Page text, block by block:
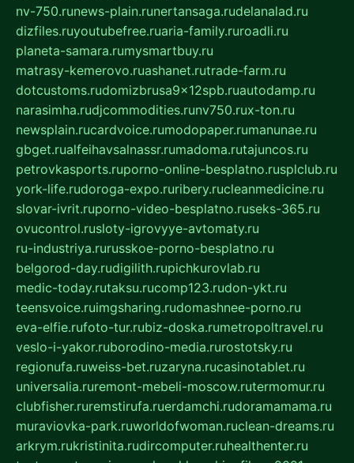
nv-750.runews-plain.runertansaga.rudelanalad.ru
dizfiles.ruyoutubefree.ruaria-family.ruroadli.ru
planeta-samara.rumysmartbuy.ru
matrasy-kemerovo.ruashanet.rutrade-farm.ru
dotcustoms.rudomizbrusa9x12spb.ruautodamp.ru
narasimha.rudjcommodities.runv750.rux-ton.ru
newsplain.rucardvoice.rumodopaper.rumanunae.ru
gbget.rualfeihavsalnassr.rumadoma.rutajuncos.ru
petrovkasports.ruporno-online-besplatno.rusplclub.ru
york-life.rudoroga-expo.ruribery.rucleanmedicine.ru
slovar-ivrit.ruporno-video-besplatno.ruseks-365.ru
ovucontrol.rusloty-igrovyye-avtomaty.ru
ru-industriya.rurusskoe-porno-besplatno.ru
belgorod-day.rudigilith.rupichkurovlab.ru
medic-today.rutaksu.rucomp123.rudon-ykt.ru
teensvoice.ruimgsharing.rudomashnee-porno.ru
eva-elfie.rufoto-tur.rubiz-doska.rumetropoltravel.ru
veslo-i-yakor.ruborodino-media.rurostotsky.ru
regionufa.ruweiss-bet.ruzaryna.rucasinotablet.ru
universalia.ruremont-mebeli-moscow.rutermomur.ru
clubfisher.ruremstirufa.ruerdamchi.rudoramamama.ru
muraviovka-park.ruworldofwoman.ruclean-dreams.ru
arkrym.rukristinita.rudircomputer.ruhealthenter.ru